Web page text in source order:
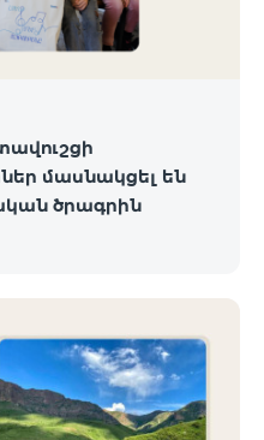
մասնակցել են
ծրագրին